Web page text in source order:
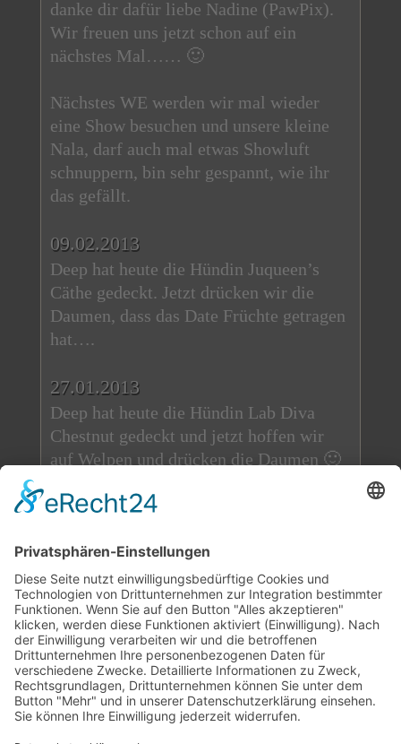
danke dir dafür liebe Nadine (PawPix).
Wir freuen uns jetzt schon auf ein
nächstes Mal…… 🙂
Nächstes WE werden wir mal wieder
eine Show besuchen und unsere kleine
Nala, darf auch mal etwas Showluft
schnuppern, bin sehr gespannt, wie ihr
das gefällt.
09.02.2013
Deep hat heute die Hündin Juqueen’s
Cäthe gedeckt. Jetzt drücken wir die
Daumen, dass das Date Früchte getragen
hat….
27.01.2013
Deep hat heute die Hündin Lab Diva
Chestnut gedeckt und jetzt hoffen wir
auf Welpen und drücken die Daumen 🙂
24.01.2013
vergangen ist……Wir gratulieren heute
von Herzen unserem D-Wurf zum 1.
Geburtstag. Noch viele gemeinsame
Jahre mit euren Familien wünschen wir
euch. Habt weiterhin soviel Freude und
bleibt alle gesund. Für immer in meinem
Herzen…..♥….